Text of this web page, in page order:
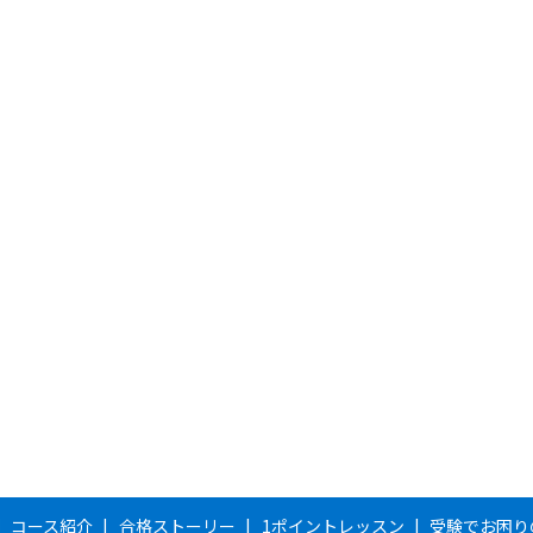
コース紹介 合格ストーリー 1ポイントレッスン 受験でお困